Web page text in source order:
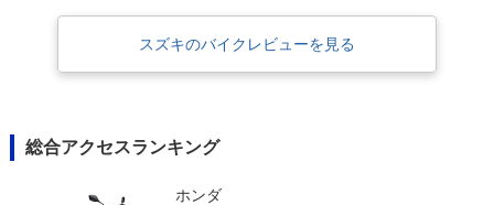
スズキのバイクレビューを見る
総合アクセスランキング
ホンダ